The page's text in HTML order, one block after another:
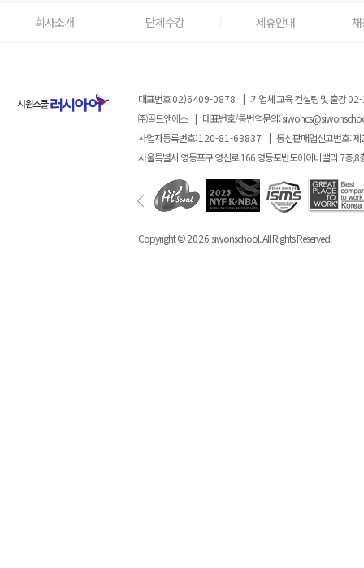
회사소개 단체수강 제휴안내
대표번호02)6409-0878 | 기업체 교육 컨설팅 및 출강
㈜골드앤에스 | 대표번호/통번역문의:
사업자등록번호:120-81-63837 | 통신판매업신고번호: 제
서울특별시 영등포구 영신로 166 영등포반도아이비밸리 7층,8
Copyright ©2026siwonschool. All Rights Reserved.